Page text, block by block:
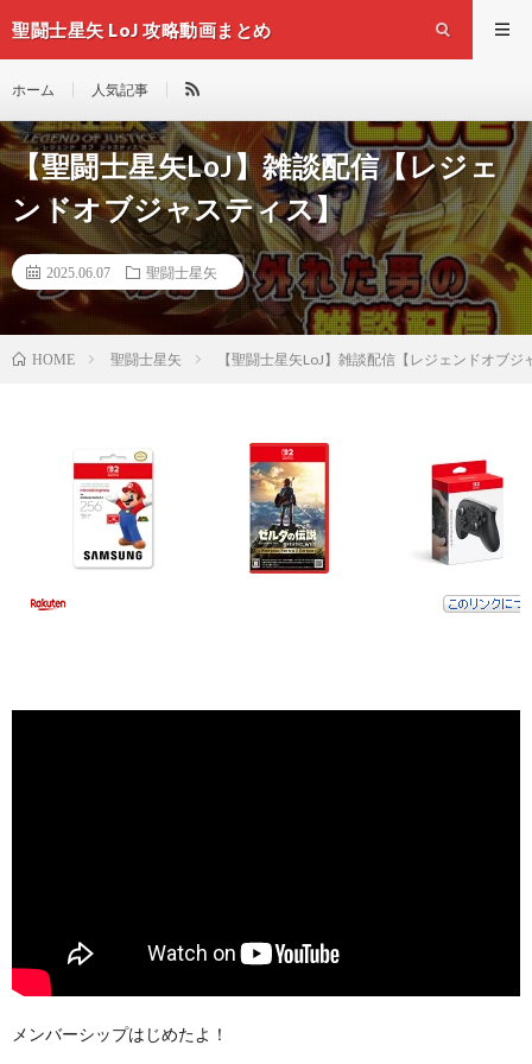
聖闘士星矢 LoJ 攻略動画まとめ
ホーム 人気記事
【聖闘士星矢LoJ】雑談配信【レジェ
ンドオブジャスティス】
2025.06.07 聖闘士星矢
HOME 聖闘士星矢 【聖闘士星矢LoJ】雑談配信【レジェンドオブジ
メンバーシップはじめたよ！